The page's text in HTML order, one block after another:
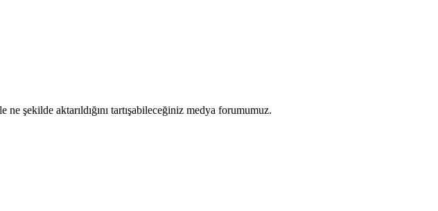
şekilde aktarıldığını tartışabileceğiniz medya forumumuz.